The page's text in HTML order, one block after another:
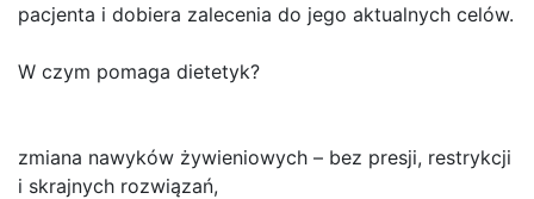
pacjenta i dobiera zalecenia do jego aktualnych celów.
W czym pomaga dietetyk?
zmiana nawyków żywieniowych – bez presji, restrykcji
i skrajnych rozwiązań,